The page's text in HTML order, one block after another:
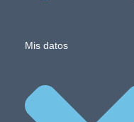
Mis datos